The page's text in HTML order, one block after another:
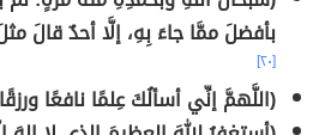
بأفضلَ ممَّا جاءَ بِهِ، إلَّا أحدٌ قالَ
[٢٠]
(اللَّهمَّ إنِّي أسألُكَ عِلمًا نافعًا